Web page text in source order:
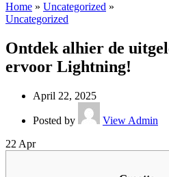
Home » Uncategorized »
Uncategorized
Ontdek alhier de
ervoor Lightning!
April 22, 2025
Posted by
View Admin
22 Apr